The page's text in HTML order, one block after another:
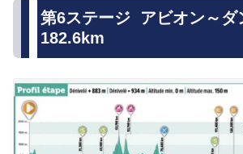
第6ステージ アビオン～ダ
182.6km